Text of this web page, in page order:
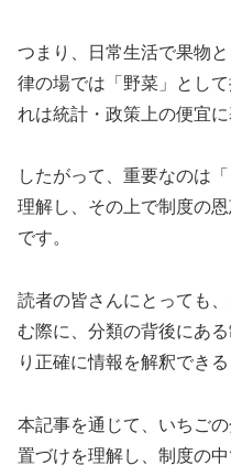
つまり、日常生活で果物
律の場では「野菜」とし
れは統計・政策上の便宜
したがって、重要なのは
理解し、その上で制度の
です。
読者の皆さんにとっても
む際に、分類の背後にあ
り正確に情報を解釈でき
本記事を通じて、いちご
置づけを理解し、制度の